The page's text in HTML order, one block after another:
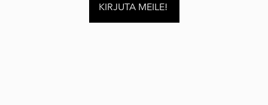
KIRJUTA MEILE!